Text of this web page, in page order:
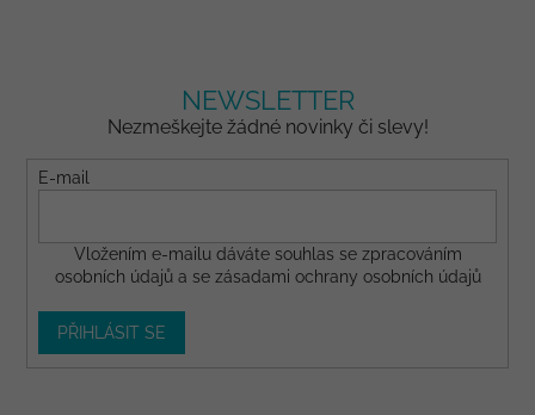
NEWSLETTER
Nezmeškejte žádné novinky či slevy!
E-mail
Vložením e-mailu dáváte souhlas se zpracováním
osobních údajů a se zásadami ochrany osobních údajů
PŘIHLÁSIT SE